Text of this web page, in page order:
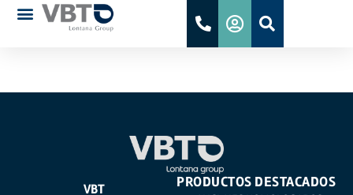
VBT
PRODUCTOS DESTACADOS